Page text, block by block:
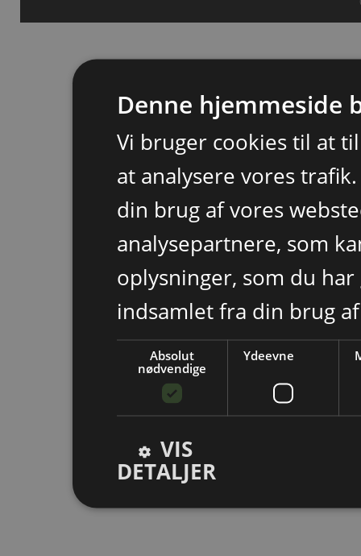
Denne hjemmeside
Vi bruger cookies til at
at analysere vores
din brug af vores
analysepartnere, som
oplysninger, som du
indsamlet fra din brug
Absolut
nødvendige
Ydeevne
VIS
DETALJER